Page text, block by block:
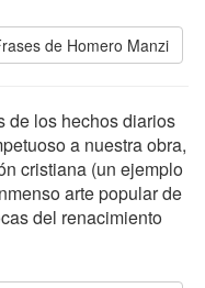
de Homero Manzi
de los hechos diarios
a nuestra obra,
cristiana (un ejemplo
arte popular de
del renacimiento